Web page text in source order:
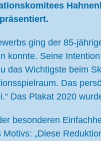
ging der 85-
konnte. Seine
das Wichtigste beim
Das
Das Plakat 2020
besonderen
„Diese